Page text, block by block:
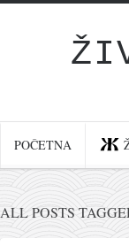
POČETNA
ALL POSTS